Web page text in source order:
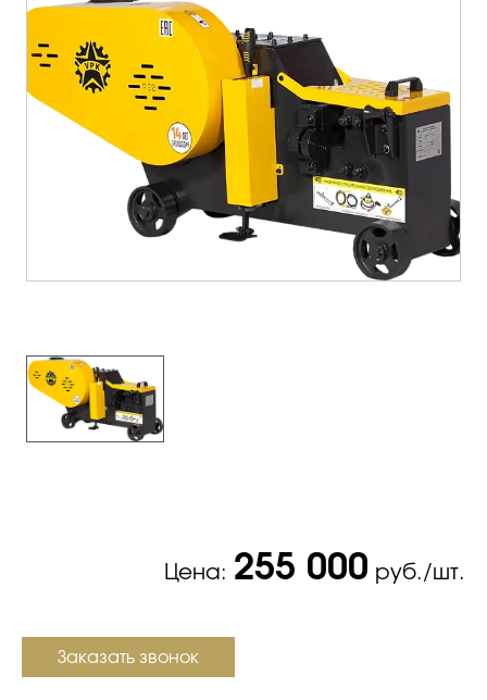
Цена: 255 000 руб./шт.
Заказать звонок